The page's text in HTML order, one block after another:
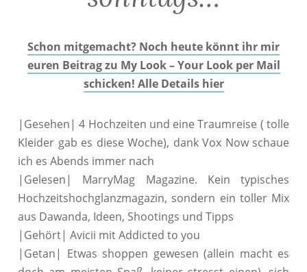
Schon mitgemacht? Noch heute könnt ihr mir
euren Beitrag zu My Look – Your Look per Mail
schicken! Alle Details hier
|Gesehen| 4 Hochzeiten und eine Traumreise ( tolle
Kleider gab es diese Woche), dank Vox Now schaue
ich es Abends immer nach
|Gelesen| MarryMag Magazine. Kein typisches
Hochzeitshochglanzmagazin, sondern ein toller Mix
aus Dawanda, Ideen, Shootings und Tipps
|Gehört| Avicii mit Addicted to you
|Getan| Etwas shoppen gewesen (allein macht es